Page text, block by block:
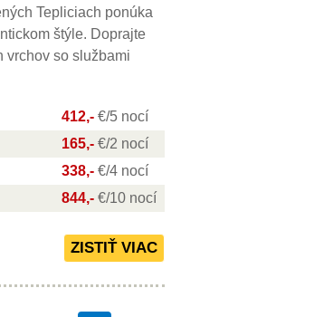
Tepliciach ponúka
štýle. Doprajte
vrchov so službami
412,- €/5 nocí
165,- €/2 nocí
338,- €/4 nocí
844,- €/10 nocí